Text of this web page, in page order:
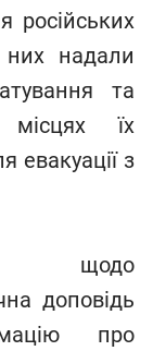
російських
них надали
та
їх
евакуації з
щодо
доповідь
про